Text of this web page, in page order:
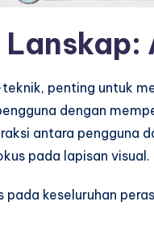
penting untuk
dengan
antara pengguna
pada lapisan visual.
pada keseluruhan